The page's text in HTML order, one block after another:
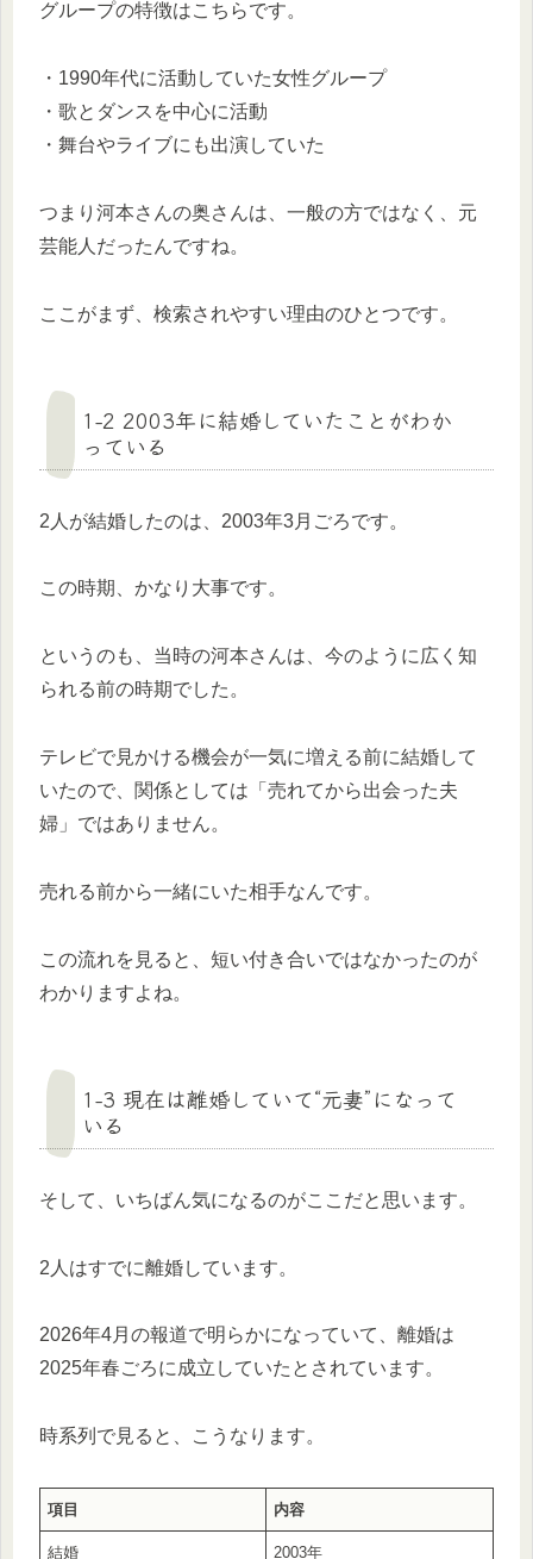
グループの特徴はこちらです。
・1990年代に活動していた女性グループ
・歌とダンスを中心に活動
・舞台やライブにも出演していた
つまり河本さんの奥さんは、一般の方ではなく、元
芸能人だったんですね。
ここがまず、検索されやすい理由のひとつです。
1-2 2003年に結婚していたことがわか
っている
2人が結婚したのは、2003年3月ごろです。
この時期、かなり大事です。
というのも、当時の河本さんは、今のように広く知
られる前の時期でした。
テレビで見かける機会が一気に増える前に結婚して
いたので、関係としては「売れてから出会った夫
婦」ではありません。
売れる前から一緒にいた相手なんです。
この流れを見ると、短い付き合いではなかったのが
わかりますよね。
1-3 現在は離婚していて“元妻”になって
いる
そして、いちばん気になるのがここだと思います。
2人はすでに離婚しています。
2026年4月の報道で明らかになっていて、離婚は
2025年春ごろに成立していたとされています。
時系列で見ると、こうなります。
項目 内容
結婚 2003年